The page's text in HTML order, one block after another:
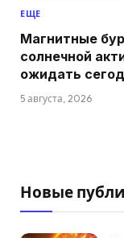
ЕЩЕ
Магнитные
солнечной
ожидать
5 августа, 2026
Новые